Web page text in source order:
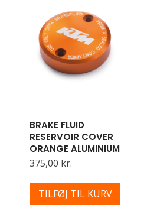
BRAKE FLUID
RESERVOIR COVER
ORANGE ALUMINIUM
375,00 kr.
TILFØJ TIL KURV